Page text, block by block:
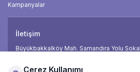
Kampanyalar
İletişim
Büyükbakkalköy Mah. Samandıra Yolu
Çerez Kullanımı